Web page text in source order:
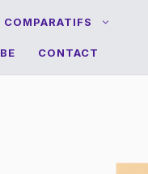
CONTACT